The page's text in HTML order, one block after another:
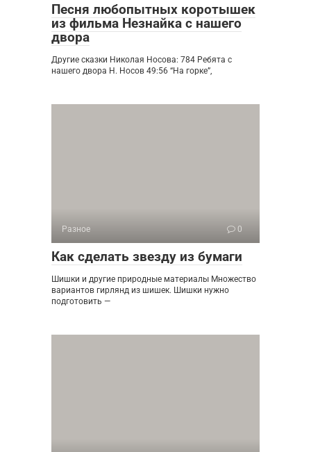
Песня любопытных коротышек
из фильма Незнайка с нашего
двора
Другие сказки Николая Носова: 784 Ребята с
нашего двора Н. Носов 49:56 “На горке”,
Разное 0
Как сделать звезду из бумаги
Шишки и другие природные материалы Множество
вариантов гирлянд из шишек. Шишки нужно
подготовить —